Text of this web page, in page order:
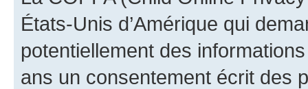
États-Unis d’Amérique qui
potentiellement des
ans un consentement écrit des